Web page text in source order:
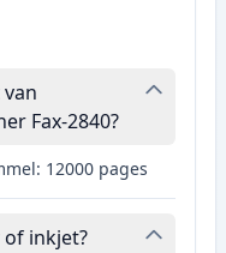
Fax-2840?
12000 pages
of inkjet?